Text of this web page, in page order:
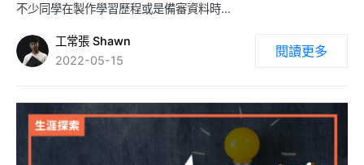
不少同學在製作學習歷程或是備審資料時…
工常張 Shawn
2022-05-15
閱讀更多